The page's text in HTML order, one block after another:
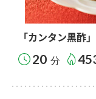
「カンタン黒酢
20 分